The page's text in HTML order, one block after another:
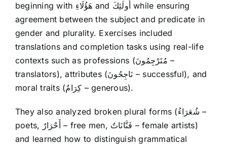
beginning with هَؤُلَاءِ and أُولَئِكَ while ensuring
agreement between the subject and predicate in
gender and plurality. Exercises included
translations and completion tasks using real-life
contexts such as professions (مُتَرْجِمُونَ –
translators), attributes (نَاجِحُونَ – successful), and
moral traits (كِرَامٌ – generous).
They also analyzed broken plural forms (شُعَرَاءُ –
poets, أَحْرَارٌ – free men, فَنَّانَاتٌ – female artists)
and learned how to distinguish grammatical